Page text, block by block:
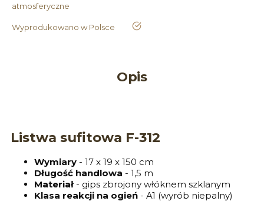
atmosferyczne
Wyprodukowano w Polsce tak
Opis
Listwa sufitowa F-312
Wymiary - 17 x 19 x 150 cm
Długość handlowa - 1,5 m
Materiał- gips zbrojony włóknem szklanym
Klasa reakcji na ogień - A1 (wyrób niepalny)